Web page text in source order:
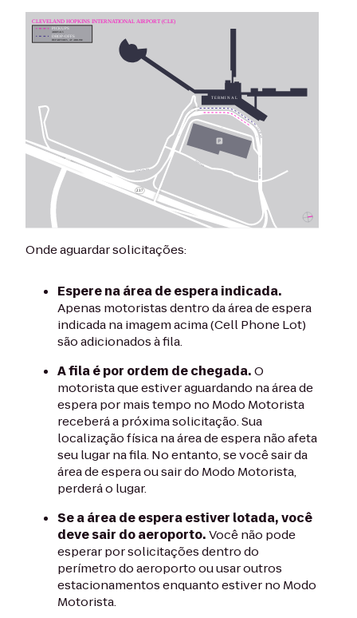
Onde aguardar solicitações:
Espere na área de espera indicada.
Apenas motoristas dentro da área de espera
indicada na imagem acima (Cell Phone Lot)
são adicionados à fila.
A fila é por ordem de chegada.O
motorista que estiver aguardando na área de
espera por mais tempo no Modo Motorista
receberá a próxima solicitação. Sua
localização física na área de espera não afeta
seu lugar na fila. No entanto, se você sair da
área de espera ou sair do Modo Motorista,
perderá o lugar.
Se a área de espera estiver lotada, você
deve sair do aeroporto.Você não pode
esperar por solicitações dentro do
perímetro do aeroporto ou usar outros
estacionamentos enquanto estiver no Modo
Motorista.